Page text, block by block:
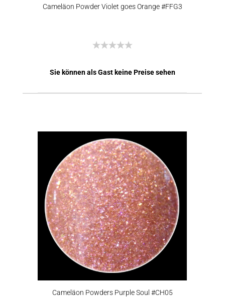
Cameläon Powder Violet goes Orange #FFG3
Sie können als Gast keine Preise sehen
Cameläon Powders Purple Soul #CH05